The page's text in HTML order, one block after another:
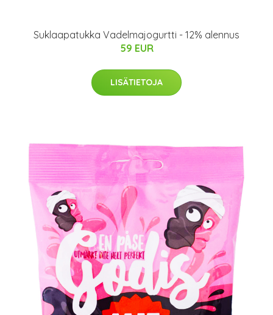
Suklaapatukka Vadelmajogurtti - 12% alennus
59 EUR
LISÄTIETOJA